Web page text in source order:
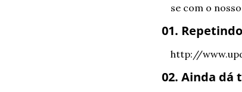
se com o
01.
http://
02. Ainda dá